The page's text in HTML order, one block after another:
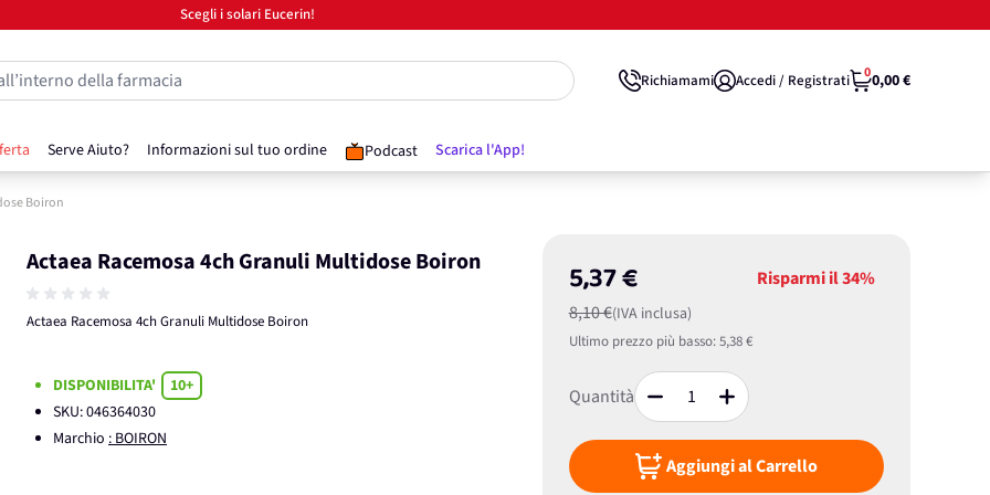
Scegli i solari Eucerin!
Serve Aiuto? Informazioni sul tuo ordine Podcast Scarica l'App!
della farmacia Richiamami Accedi / Registrati 00,00 €
Boiron
Actaea Racemosa 4ch Granuli Multidose Boiron
Actaea Racemosa 4ch Granuli Multidose Boiron
5,37 €
8,10 €(IVA inclusa)
Risparmi il34%
Ultimo prezzo più basso:5,38 €
Quantità
Aggiungi al Carrello
DISPONIBILITA'
10+
SKU:046364030
Marchio : BOIRON